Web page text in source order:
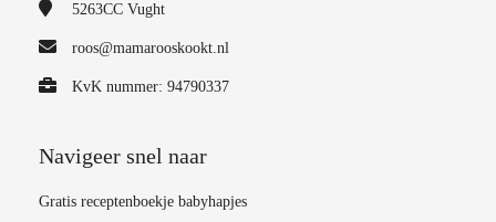
5263CC Vught
roos@mamarooskookt.nl
KvK nummer: 94790337
Navigeer snel naar
Gratis receptenboekje babyhapjes